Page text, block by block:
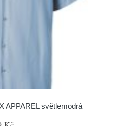
APPAREL světlemodrá